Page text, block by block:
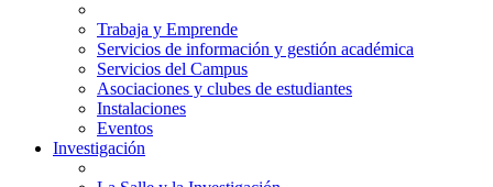
Trabaja y Emprende
Servicios de información y gestión académica
Servicios del Campus
Asociaciones y clubes de estudiantes
Instalaciones
Eventos
Investigación